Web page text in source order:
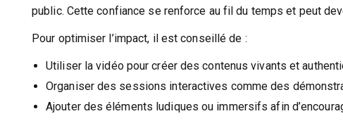
public. Cette confiance se renforce au fil du temps et peut
Pour optimiser l’impact, il est conseillé de :
Utiliser la vidéo pour créer des contenus vivants et
Organiser des sessions interactives comme des
Ajouter des éléments ludiques ou immersifs afin